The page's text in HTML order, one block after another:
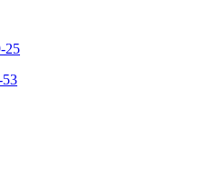
25
53